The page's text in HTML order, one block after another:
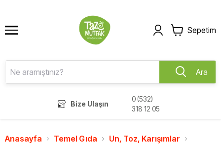
Sepetim
Ara
Bize Ulaşın
0 (532)
318 12 05
Anasayfa Temel Gıda
Un, Toz, Karışımlar